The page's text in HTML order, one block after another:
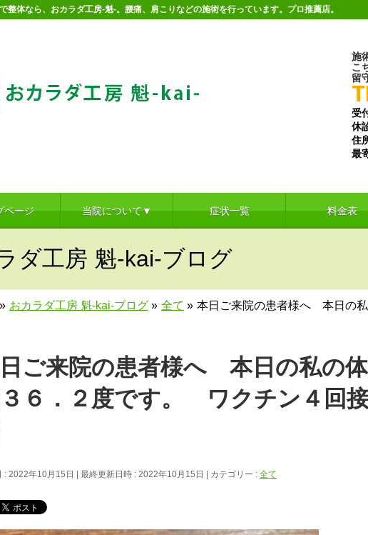
整体なら、おカラダ工房-魁-。腰痛、肩こりなどの施術を行っています。プロ推薦店。
施
こ
留
受
休
住
最
ページ 当院について▼ 症状一覧 料金表
ダ工房 魁-kai-ブログ
» おカラダ工房 魁-kai-ブログ » 全て » 本日ご来院の患者様へ 本日の
ご来院の患者様へ 本日の私の
６．２度です。 ワクチン４回
: 2022年10月15日 最終更新日時 : 2022年10月15日 カテゴリー : 全て